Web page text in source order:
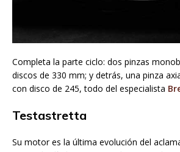
Completa la parte ciclo: dos pinzas
discos de 330 mm; y detrás, una pinza
con disco de 245, todo del especialista
Testastretta
Su motor es la última evolución del